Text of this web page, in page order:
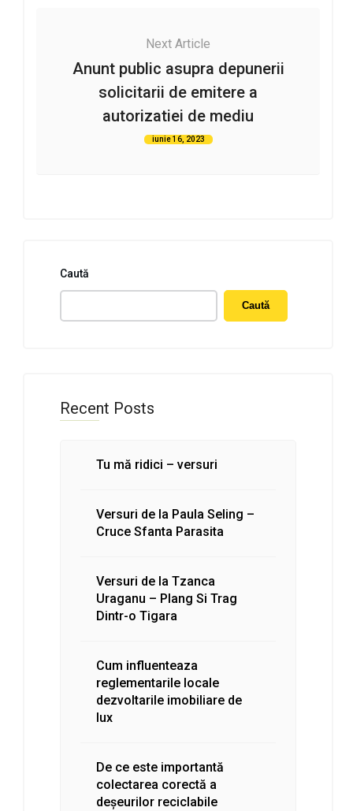
Next Article
Anunt public asupra depunerii
solicitarii de emitere a
autorizatiei de mediu
iunie 16, 2023
Caută
Caută
Recent Posts
Tu mă ridici – versuri
Versuri de la Paula Seling –
Cruce Sfanta Parasita
Versuri de la Tzanca
Uraganu – Plang Si Trag
Dintr-o Tigara
Cum influenteaza
reglementarile locale
dezvoltarile imobiliare de
lux
De ce este importantă
colectarea corectă a
deșeurilor reciclabile